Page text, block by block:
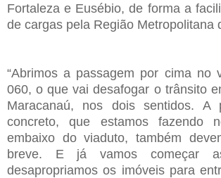
Fortaleza e Eusébio, de forma a
de cargas pela Região Metropolitana
“Abrimos a passagem por cima no
060, o que vai desafogar o trânsito
Maracanaú, nos dois sentidos. A
concreto, que estamos fazendo
embaixo do viaduto, também
breve. E já vamos começar
desapropriamos os imóveis para